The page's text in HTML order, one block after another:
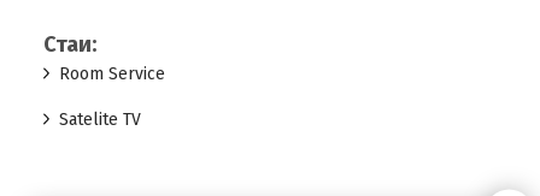
Стаи:
Room Service
Satelite TV